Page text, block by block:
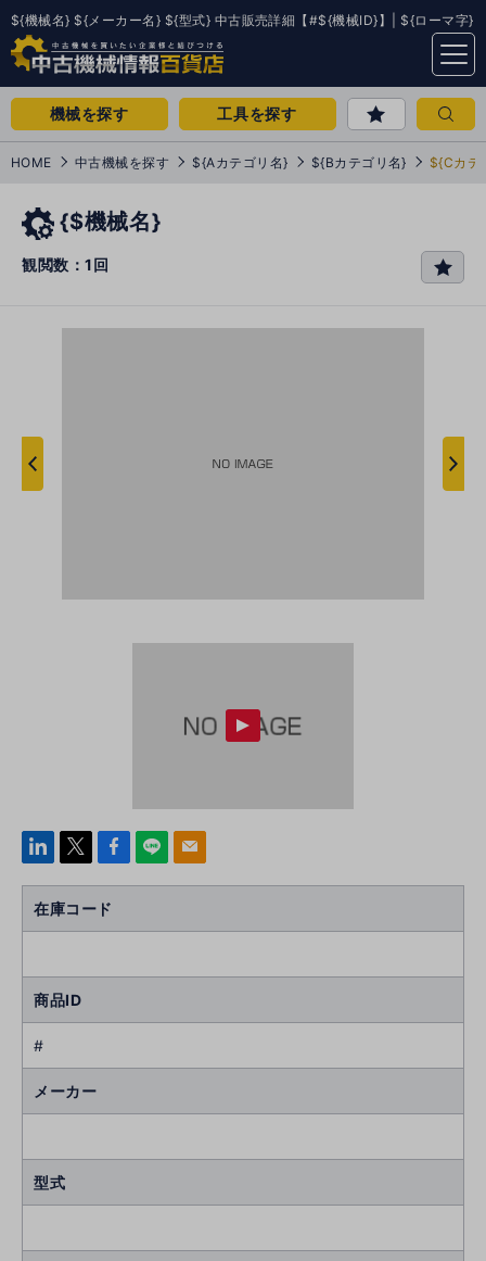
${機械名} ${メーカー名} ${型式} 中古販売詳細【#${機械ID}】| ${ローマ字}
menu
機械を探す 工具を探す
HOME 中古機械を探す ${Aカテゴリ名} ${Bカテゴリ名} ${Cカテ
{$機械名}
観閲数：1回
favo
linke
Face
k
line mail
在庫コード
商品ID
#
メーカー
型式